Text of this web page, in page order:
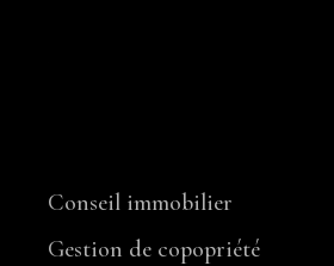
Conseil immobilier
Gestion de copopriété